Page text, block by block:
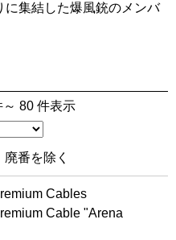
に集結した爆風銃のメンバ
80 件表示
廃番を除く
Cables
Cable "Arena